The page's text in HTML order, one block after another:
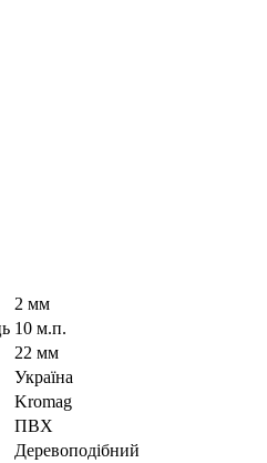
2 мм
10 м.п.
22 мм
Україна
Kromag
ПВХ
Деревоподібний